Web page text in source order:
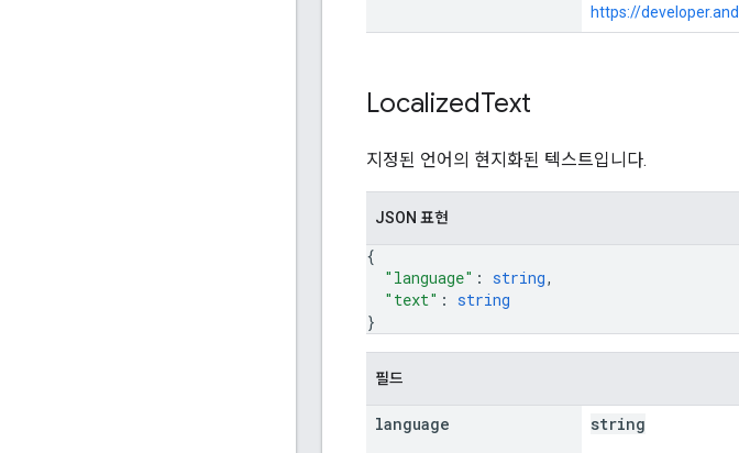
https://
LocalizedText
지정된 언어의 현지화된 텍스트입니다.
JSON 표현
{
"language" : string,
"text" : string
}
필드
language string